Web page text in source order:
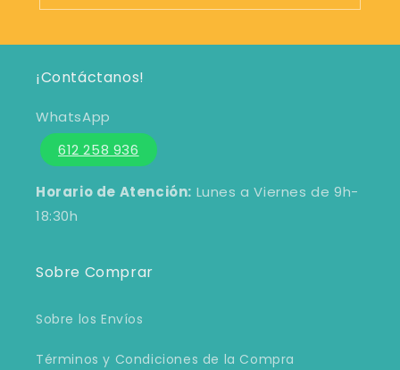
¡Contáctanos!
WhatsApp
612 258 936
Horario de Atención: Lunes a Viernes de 9h-
18:30h
Sobre Comprar
Sobre los Envíos
Términos y Condiciones de la Compra